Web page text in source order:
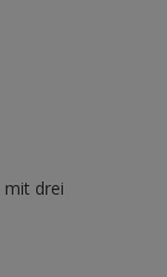
mit drei